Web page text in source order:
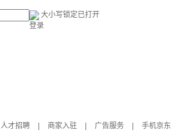
大小写锁定已打开
登录
人才招聘 商家入驻 广告服务 手机京东